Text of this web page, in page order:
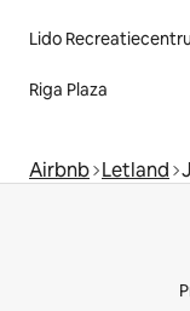
Lido
Riga Plaza
Airbnb Letland